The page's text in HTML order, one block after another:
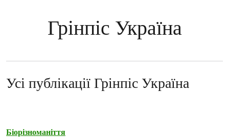
Грінпіс Україна
Усі публікації Грінпіс Україна
Біорізноманіття